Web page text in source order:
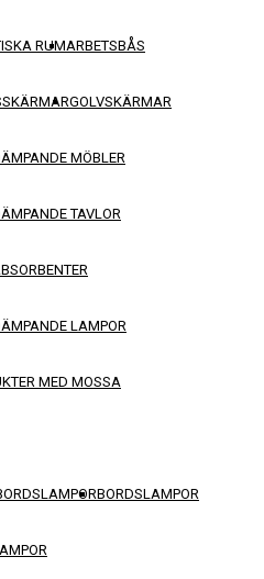
RUMARBETSBÅS
GOLVSKÄRMAR
MÖBLER
TAVLOR
LAMPOR
MED MOSSA
BORDSLAMPOR